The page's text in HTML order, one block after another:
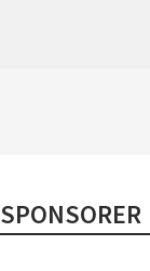
SPONSORER